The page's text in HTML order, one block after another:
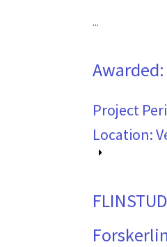
...
Awarded:
Project
Location: